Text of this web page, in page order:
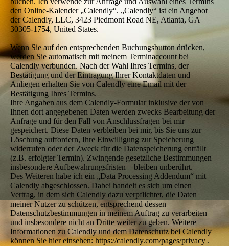
den Online-Kalender „Calendly“. „Calendly“ ist ein Angebot
der Calendly, LLC, 3423 Piedmont Road NE, Atlanta, GA
30305-1754, United States.
Wenn Sie auf den entsprechenden Buchungsbutton drücken,
werden Sie automatisch mit meinem Terminaccount bei
Calendly verbunden. Nach der Wahl Ihres Termins, der
Bestätigung und der Eintragung Ihrer Kontaktdaten und
Anliegen erhalten Sie von Calendly eine Email mit der
Bestätigung Ihres Termins.
Ihre Angaben aus dem Calendly-Formular inklusive der von
Ihnen dort angegebenen Daten werden zwecks Bearbeitung der
Anfrage und für den Fall von Anschlussfragen bei mir
gespeichert. Diese Daten verbleiben bei mir, bis Sie uns zur
Löschung auffordern, Ihre Einwilligung zur Speicherung
widerrufen oder der Zweck für die Datenspeicherung entfällt
(z.B. erfolgter Termin). Zwingende gesetzliche Bestimmungen –
insbesondere Aufbewahrungsfristen – bleiben unberührt.
Des Weiteren habe ich ein „Data Processing Addendum“ mit
Calendly abgeschlossen. Dabei handelt es sich um einen
Vertrag, in dem sich Calendly dazu verpflichtet, die Daten
meiner Nutzer zu schützen, entsprechend dessen
Datenschutzbestimmungen in meinem Auftrag zu verarbeiten
und insbesondere nicht an Dritte weiter zu geben. Weitere
Informationen zu Calendly und dem Datenschutz bei Calendly
können Sie hier einsehen: https://calendly.com/pages/privacy .